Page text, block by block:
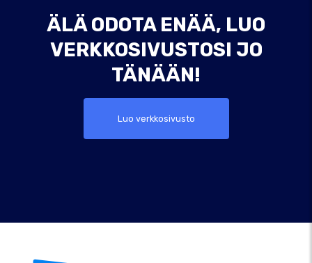
ÄLÄ ODOTA ENÄÄ, LUO
VERKKOSIVUSTOSI JO
TÄNÄÄN!
Luo verkkosivusto